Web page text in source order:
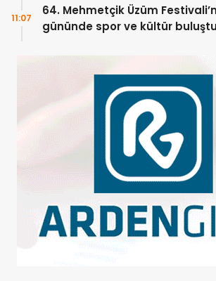
64. Mehmetçik Üzüm
gününde spor ve kültür buluştu
11:07